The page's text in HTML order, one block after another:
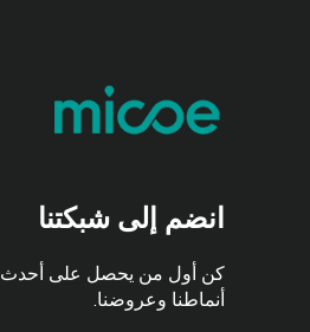
انضم إلى شبكتنا
كن أول من يحصل على أحدث
أنماطنا وعروضنا.